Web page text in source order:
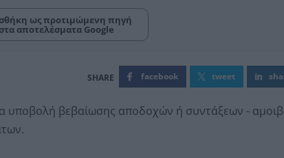
ως προτιμώμενη πηγή
στα αποτελέσματα Google
facebook tweet
υποβολή βεβαίωσης αποδοχών ή συντάξεων -